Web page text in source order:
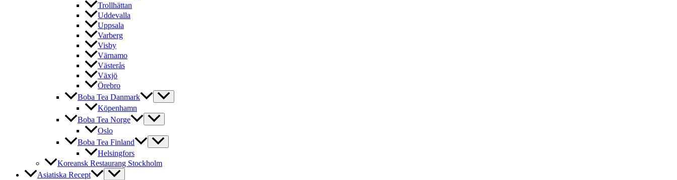
Trollhättan
Uddevalla
Uppsala
Varberg
Visby
Värnamo
Västerås
Växjö
Örebro
Boba Tea Danmark
Köpenhamn
Boba Tea Norge
Oslo
Boba Tea Finland
Helsingfors
Koreansk Restaurang Stockholm
Asiatiska Recept